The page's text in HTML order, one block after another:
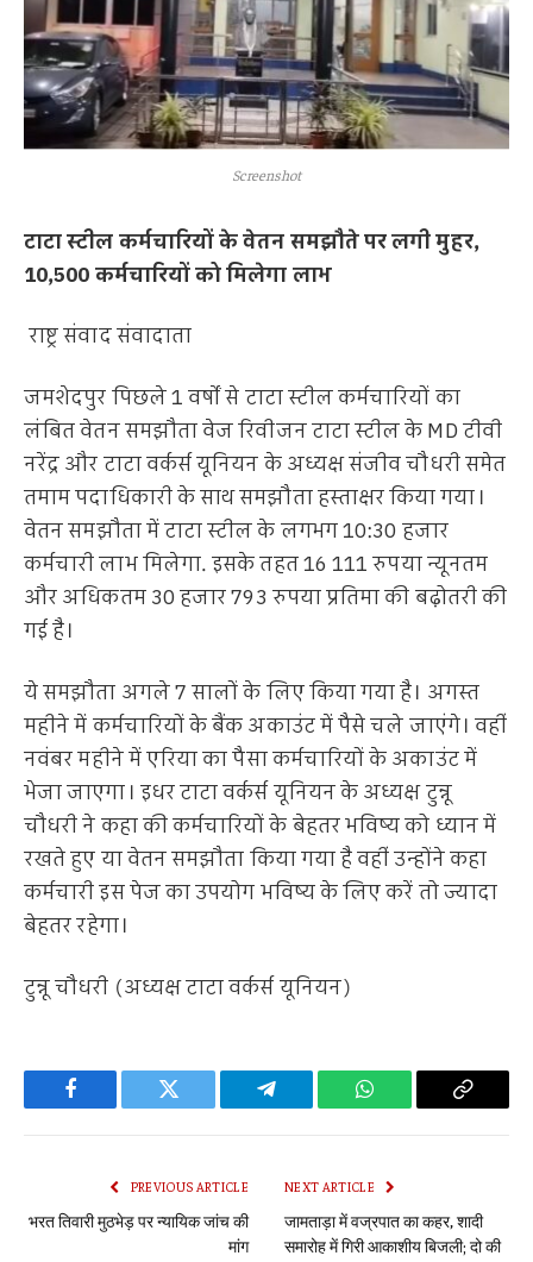
Screenshot
टाटा स्टील कर्मचारियों के वेतन समझौते पर लगी मुहर,
10,500 कर्मचारियों को मिलेगा लाभ
राष्ट्र संवाद संवादाता
जमशेदपुर पिछले 1 वर्षों से टाटा स्टील कर्मचारियों का
लंबित वेतन समझौता वेज रिवीजन टाटा स्टील के MD टीवी
नरेंद्र और टाटा वर्कर्स यूनियन के अध्यक्ष संजीव चौधरी समेत
तमाम पदाधिकारी के साथ समझौता हस्ताक्षर किया गया।
वेतन समझौता में टाटा स्टील के लगभग 10:30 हजार
कर्मचारी लाभ मिलेगा. इसके तहत 16 111 रुपया न्यूनतम
और अधिकतम 30 हजार 793 रुपया प्रतिमा की बढ़ोतरी की
गई है।
ये समझौता अगले 7 सालों के लिए किया गया है। अगस्त
महीने में कर्मचारियों के बैंक अकाउंट में पैसे चले जाएंगे। वहीं
नवंबर महीने में एरिया का पैसा कर्मचारियों के अकाउंट में
भेजा जाएगा। इधर टाटा वर्कर्स यूनियन के अध्यक्ष टुन्नू
चौधरी ने कहा की कर्मचारियों के बेहतर भविष्य को ध्यान में
रखते हुए या वेतन समझौता किया गया है वहीं उन्होंने कहा
कर्मचारी इस पेज का उपयोग भविष्य के लिए करें तो ज्यादा
बेहतर रहेगा।
टुन्नू चौधरी (अध्यक्ष टाटा वर्कर्स यूनियन)
Facebook Twitter Telegram WhatsApp Copy
PREVIOUS ARTICLE
भरत तिवारी मुठभेड़ पर न्यायिक जांच की
मांग
NEXT ARTICLE
जामताड़ा में वज्रपात का कहर, शादी
समारोह में गिरी आकाशीय बिजली; दो की